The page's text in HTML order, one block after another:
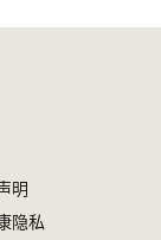
明
隐私